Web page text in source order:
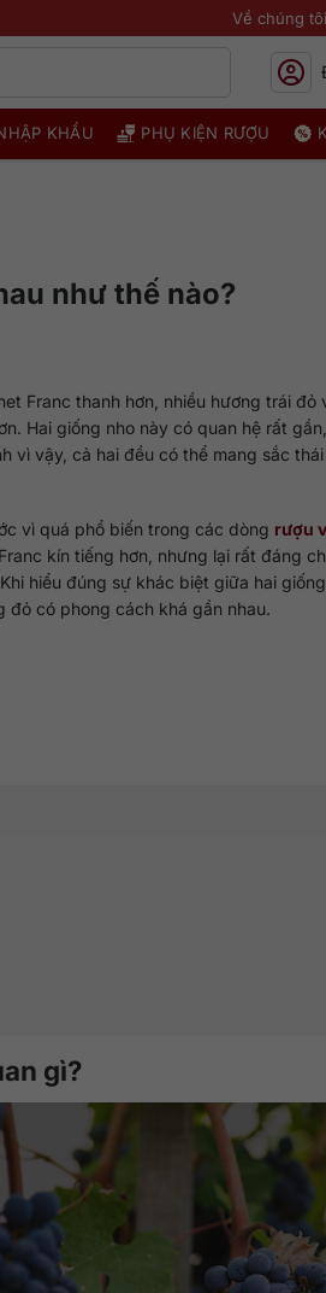
Về chúng tôi
KHẨU PHỤ KIỆN RƯỢU
như thế nào?
Franc thanh hơn, nhiều hương trái đỏ
Hai giống nho này có quan hệ rất
vì vậy, cả hai đều có thể mang sắc
vì quá phổ biến trong các dòng rượu
kín tiếng hơn, nhưng lại rất đáng
hiểu đúng sự khác biệt giữa hai giống
đỏ có phong cách khá gần nhau.
gì?